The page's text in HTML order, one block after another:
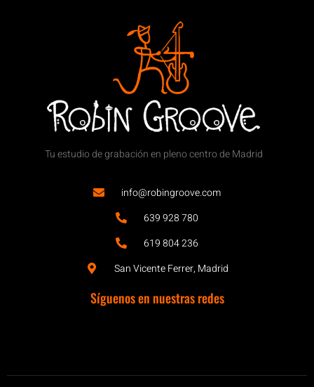
Tu estudio de grabación en pleno centro de Madrid
info@robingroove.com
639 928 780
619 804 236
San Vicente Ferrer, Madrid
Síguenos en nuestras redes